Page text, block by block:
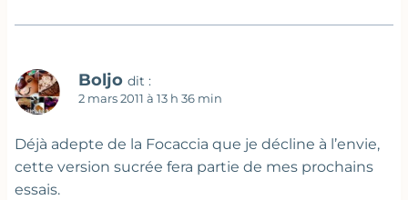
Boljo dit :
2 mars 2011 à 13 h 36 min
Déjà adepte de la Focaccia que je décline à l’envie,
cette version sucrée fera partie de mes prochains
essais.